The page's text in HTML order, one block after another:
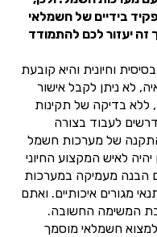
בידיים של חשמלאי
זה יעזור לכם להתמודד
וחיונית והיא קובעת
לא ניתן לקבל אישור
ללא בדיקה של תקינות
לעבוד בצורה
של מערכות חשמל
לאיש המקצוע החיוני
הבנה מעמיקה במערכות
מגורים איכותיים. ואתם
המשימה החשובה.
למצוא חשמלאי מוסמך